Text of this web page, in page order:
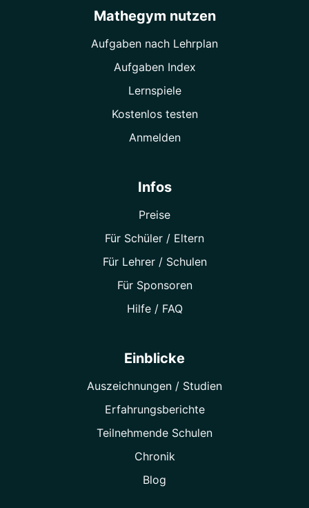
Mathegym nutzen
Aufgaben nach Lehrplan
Aufgaben Index
Lernspiele
Kostenlos testen
Anmelden
Infos
Preise
Für Schüler / Eltern
Für Lehrer / Schulen
Für Sponsoren
Hilfe / FAQ
Einblicke
Auszeichnungen / Studien
Erfahrungsberichte
Teilnehmende Schulen
Chronik
Blog